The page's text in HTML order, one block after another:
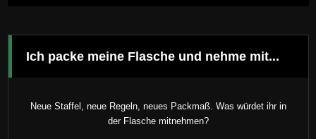
Ich packe meine Flasche und nehme mit...
Neue Staffel, neue Regeln, neues Packmaß. Was würdet ihr in
der Flasche mitnehmen?